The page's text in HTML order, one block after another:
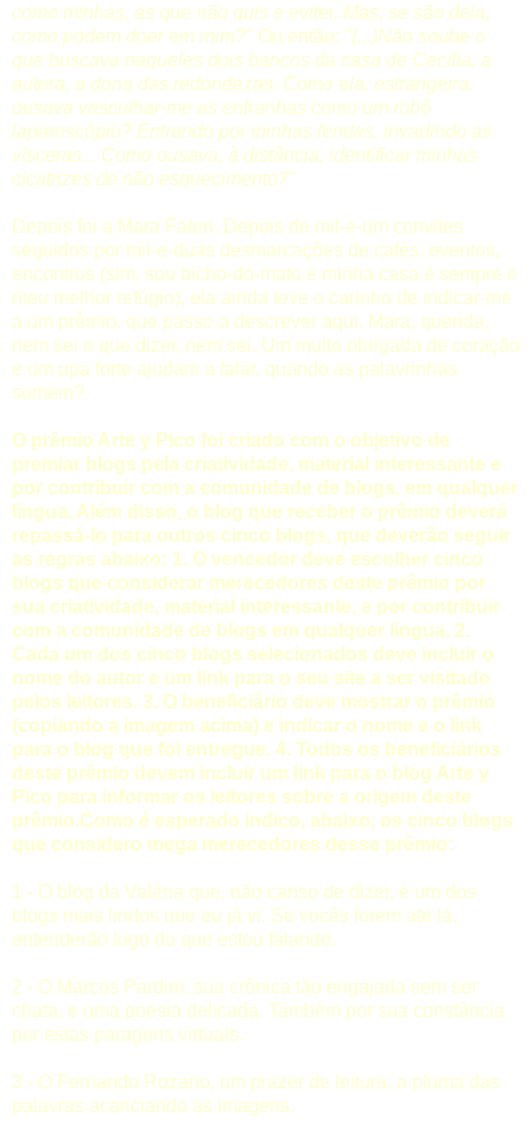
como minhas, as que não quis e evitei. Mas, se são dela,
como podem doer em mim?" Ou então: "(...)Não soube o
que buscava naqueles dois bancos da casa de Cecília, a
autora, a dona das redondezas. Como ela, estrangeira,
ousava vasculhar-me as entranhas como um robô
laparoscópio? Entrando por minhas fendas, invadindo as
vísceras... Como ousava, à distância, identificar minhas
cicatrizes de não esquecimento?"
Depois foi a Mara Faturi. Depois de mil-e-um convites
seguidos por mil-e-duas desmarcações de cafés, eventos,
encontros (sim, sou bicho-do-mato e minha casa é sempre o
meu melhor refúgio), ela ainda teve o carinho de indicar-me
a um prêmio, que passo a descrever aqui. Mara, querida,
nem sei o que dizer, nem sei. Um muito obrigada de coração
e um upa forte ajudam a falar, quando as palavrinhas
somem?
O prêmio Arte y Pico foi criado com o objetivo de
premiar blogs pela criatividade, material interessante e
por contribuir com a comunidade de blogs, em qualquer
língua. Além disso, o blog que receber o prêmio deverá
repassá-lo para outros cinco blogs, que deverão seguir
as regras abaixo: 1. O vencedor deve escolher cinco
blogs que considerar merecedores deste prêmio por
sua criatividade, material interessante, e por contribuir
com a comunidade de blogs em qualquer língua. 2.
Cada um dos cinco blogs selecionados deve incluir o
nome do autor e um link para o seu site a ser visitado
pelos leitores. 3. O beneficiário deve mostrar o prêmio
(copiando a imagem acima) e indicar o nome e o link
para o blog que foi entregue. 4. Todos os beneficiários
deste prêmio devem incluir um link para o blog Arte y
Pico para informar os leitores sobre a origem deste
prêmio.Como é esperado indico, abaixo, os cinco blogs
que considero mega merecedores desse prêmio:
1 - O blog da Valéria que, não canso de dizer, é um dos
blogs mais lindos que eu já vi. Se vocês forem até lá,
entenderão logo do que estou falando.
2 - O Marcos Pardim, sua crônica tão engajada sem ser
chata, e uma poesia delicada. Também por sua constância
por estas paragens virtuais.
3 - O Fernando Rozano, um prazer de leitura, a pluma das
palavras acariciando as imagens.